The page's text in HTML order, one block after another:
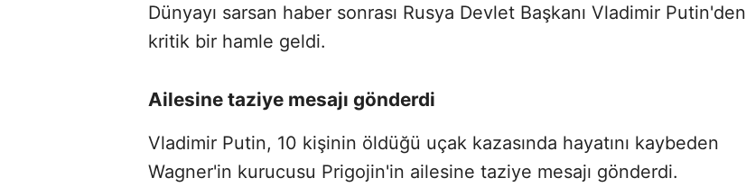
Dünyayı sarsan haber sonrası Rusya Devlet Başkanı Vladimir Putin'den
kritik bir hamle geldi.
Ailesine taziye mesajı gönderdi
Vladimir Putin, 10 kişinin öldüğü uçak kazasında hayatını kaybeden
Wagner'in kurucusu Prigojin'in ailesine taziye mesajı gönderdi.